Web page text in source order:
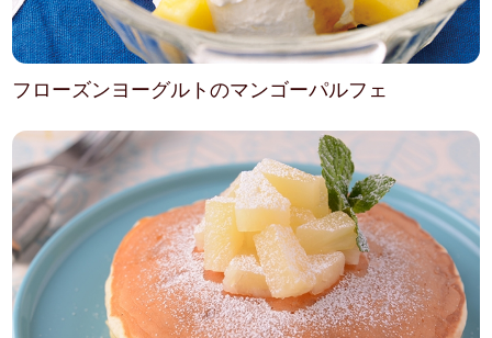
フローズンヨーグルトのマンゴーパルフェ